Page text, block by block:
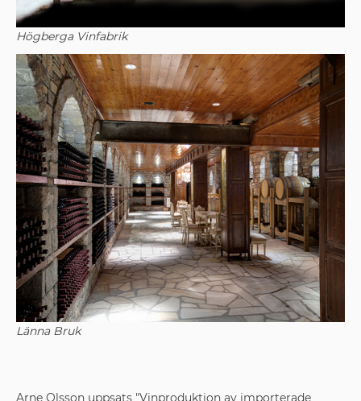
Högberga Vinfabrik
Länna Bruk